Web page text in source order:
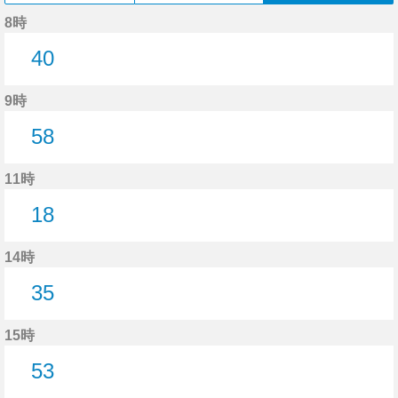
8時
40
9時
58
11時
18
14時
35
15時
53